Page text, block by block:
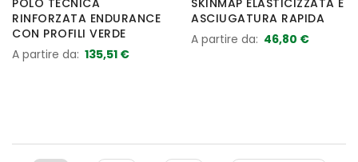
RINFORZATA ENDURANCE
CON PROFILI VERDE
A partire da 135,51 €
ASCIUGATURA RAPIDA
A partire da 46,80 €